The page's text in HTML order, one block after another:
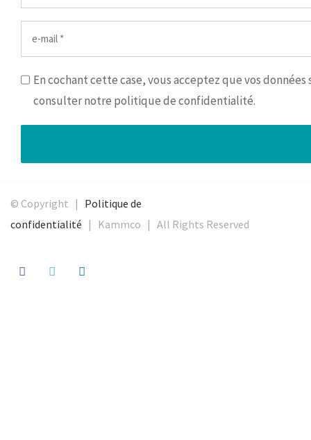
En cochant cette case, vous acceptez que vos
consulter notre politique de confidentialité.
© Copyright | Politique de
confidentialité | Kammco | All Rights Reserved